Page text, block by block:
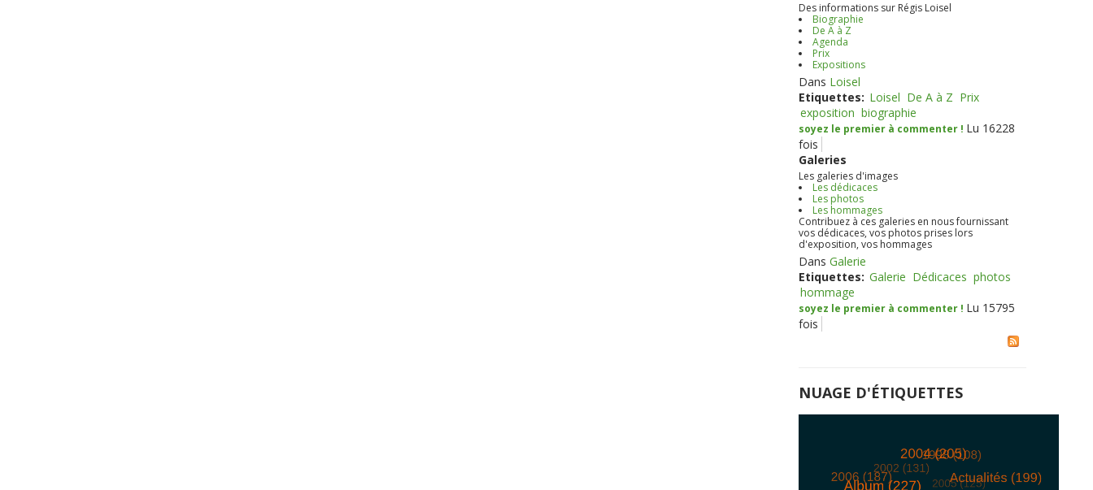
Des informations sur Régis Loisel
Biographie
De A à Z
Agenda
Prix
Expositions
Dans Loisel
Etiquettes: Loisel De A à Z Prix
exposition biographie
soyez le premier à commenter ! Lu 16228
fois
Galeries
Les galeries d'images
Les dédicaces
Les photos
Les hommages
Contribuez à ces galeries en nous fournissant
vos dédicaces, vos photos prises lors
d'exposition, vos hommages
Dans Galerie
Etiquettes: Galerie Dédicaces photos
hommage
soyez le premier à commenter ! Lu 15795
fois
NUAGE D'ÉTIQUETTES